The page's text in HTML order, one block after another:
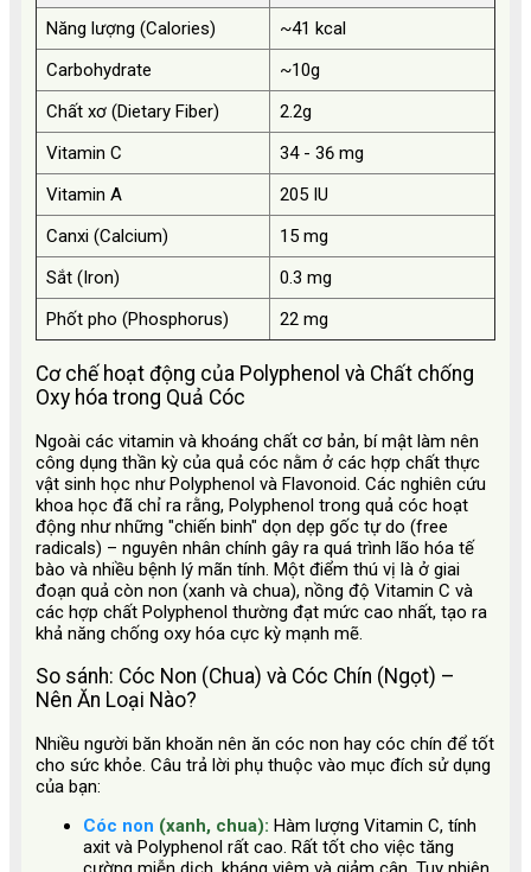
Năng lượng (Calories)
~41 kcal
Carbohydrate
~10g
Chất xơ (Dietary Fiber)
2.2g
Vitamin C
34 - 36 mg
Vitamin A
205 IU
Canxi (Calcium)
15 mg
Sắt (Iron)
0.3 mg
Phốt pho (Phosphorus)
22 mg
Cơ chế hoạt động của Polyphenol và Chất chống
Oxy hóa trong Quả Cóc
Ngoài các vitamin và khoáng chất cơ bản, bí mật làm nên
công dụng thần kỳ của quả cóc nằm ở các hợp chất thực
vật sinh học như Polyphenol và Flavonoid. Các nghiên cứu
khoa học đã chỉ ra rằng, Polyphenol trong quả cóc hoạt
động như những "chiến binh" dọn dẹp gốc tự do (free
radicals) – nguyên nhân chính gây ra quá trình lão hóa tế
bào và nhiều bệnh lý mãn tính. Một điểm thú vị là ở giai
đoạn quả còn non (xanh và chua), nồng độ Vitamin C và
các hợp chất Polyphenol thường đạt mức cao nhất, tạo ra
khả năng chống oxy hóa cực kỳ mạnh mẽ.
So sánh: Cóc Non (Chua) và Cóc Chín (Ngọt) –
Nên Ăn Loại Nào?
Nhiều người băn khoăn nên ăn cóc non hay cóc chín để tốt
cho sức khỏe. Câu trả lời phụ thuộc vào mục đích sử dụng
của bạn:
Cóc non (xanh, chua): Hàm lượng Vitamin C, tính
axit và Polyphenol rất cao. Rất tốt cho việc tăng